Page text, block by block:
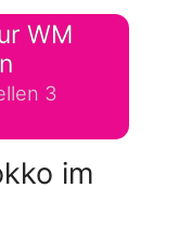
WM
3
im